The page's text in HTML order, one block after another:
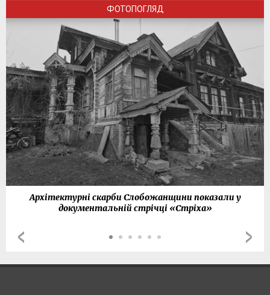
ФОТОПОГЛЯД
Архітектурні скарби Слобожанщини показали у
документальній стрічці «Стріха»